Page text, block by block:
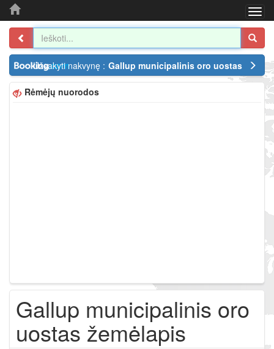
Užsakyti nakvynę : Gallup municipalinis oro uostas
Rėmėjų nuorodos
Gallup municipalinis oro
uostas žemėlapis